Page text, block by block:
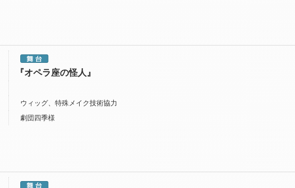
『オペラ座の怪人』
ウィッグ、特殊メイク技術協力
劇団四季様